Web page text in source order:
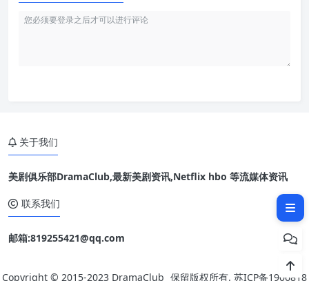
关于我们
美剧俱乐部DramaClub,最新美剧资讯,Netflix hbo 等流媒体资讯
联系我们
邮箱:819255421@qq.com
Copyright © 2015-2023 DramaClub 保留版权所有. 苏ICP备1906818